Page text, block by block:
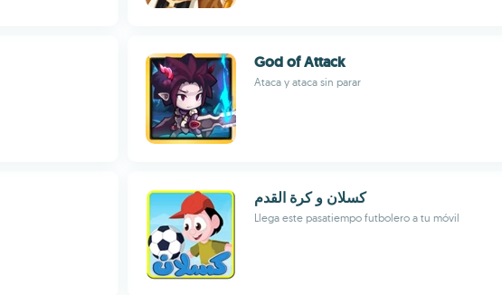
God of Attack
Ataca y ataca sin parar
كسلان و كرة القدم
Llega este pasatiempo futbolero a tu móvil